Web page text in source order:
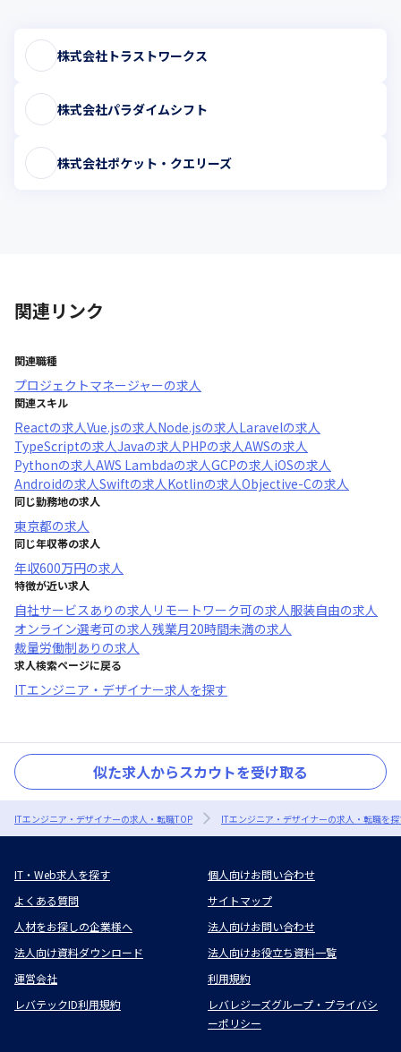
株式会社トラストワークス
株式会社パラダイムシフト
株式会社ポケット・クエリーズ
関連リンク
関連職種
プロジェクトマネージャーの求人
関連スキル
Reactの求人Vue.jsの求人Node.jsの求人Laravelの求人
TypeScriptの求人Javaの求人PHPの求人AWSの求人
Pythonの求人AWS Lambdaの求人GCPの求人iOSの求人
Androidの求人Swiftの求人Kotlinの求人Objective-Cの求人
同じ勤務地の求人
東京都の求人
同じ年収帯の求人
年収600万円の求人
特徴が近い求人
自社サービスあり の求人 リモートワーク可の求人服装自由の求人
オンライン選考可の求人残業月20時間未満の求人
裁量労働制あり の求人
求人検索ページに戻る
ITエンジニア・デザイナー求人を探す
似た求人からスカウトを受け取る
ITエンジニア・デザイナーの求人・転職TOP ITエンジニア・デザイナーの求人・転職を
IT・Web求人を探す
個人向けお問い合わせ
よくある質問
サイトマップ
人材をお探しの企業様へ
法人向けお問い合わせ
法人向け資料ダウンロード
法人向けお役立ち資料一覧
運営会社
利用規約
レバテックID利用規約
レバレジーズグループ・プライバシ
ーポリシー